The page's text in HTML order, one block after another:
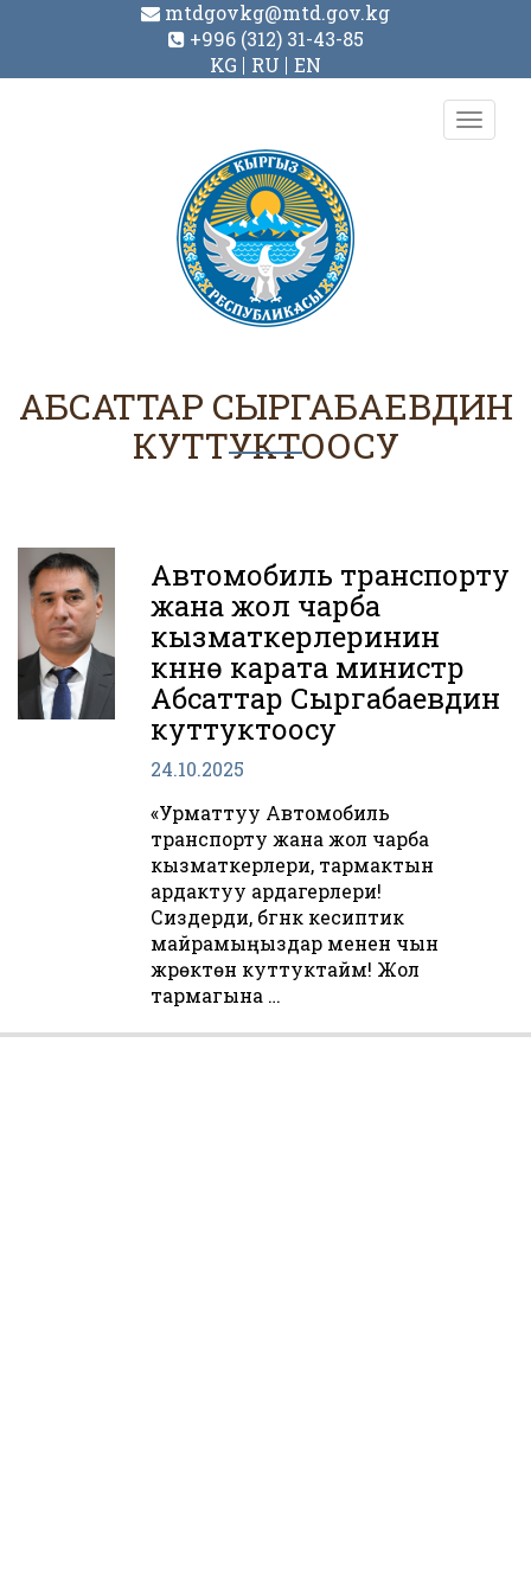
mtdgovkg@mtd.gov.kg
+996 (312) 31-43-85
KG
RU EN
Toggle
АБСАТТАР СЫРГАБАЕВДИН
КУТТУКТООСУ
Автомобиль транспорту
жана жол чарба
кызматкерлеринин
күнүнө карата министр
Абсаттар Сыргабаевдин
куттуктоосу
24.10.2025
«Урматтуу Автомобиль
транспорту жана жол чарба
кызматкерлери, тармактын
ардактуу ардагерлери!
Сиздерди, бүгүнкү кесиптик
майрамыңыздар менен чын
жүрөктөн куттуктайм! Жол
тармагына …